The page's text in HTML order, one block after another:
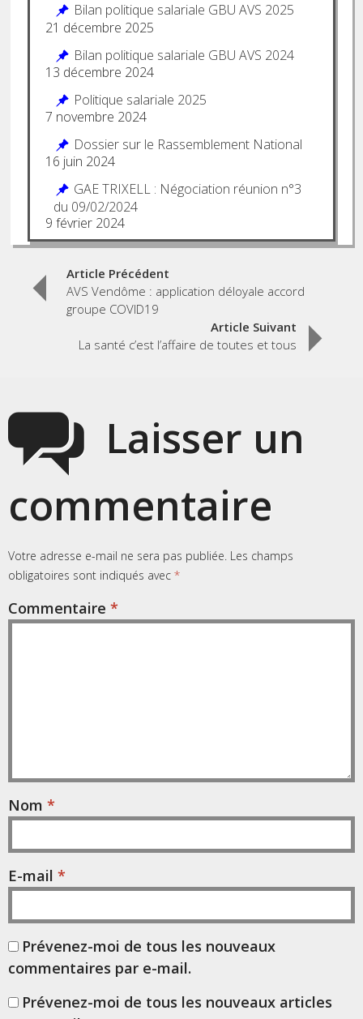
Bilan politique salariale GBU AVS 2025
21 décembre 2025
Bilan politique salariale GBU AVS 2024
13 décembre 2024
Politique salariale 2025
7 novembre 2024
Dossier sur le Rassemblement National
16 juin 2024
GAE TRIXELL : Négociation réunion n°3
du 09/02/2024
9 février 2024
Post
navigation
Article Précédent
AVS Vendôme : application déloyale accord
groupe COVID19
Article Suivant
La santé c’est l’affaire de toutes et tous
Laisser un
commentaire
Votre adresse e-mail ne sera pas publiée. Les champs
obligatoires sont indiqués avec *
Commentaire *
Nom *
E-mail *
Prévenez-moi de tous les nouveaux
commentaires par e-mail.
Prévenez-moi de tous les nouveaux articles